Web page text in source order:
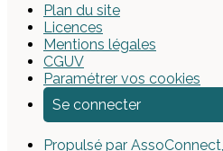
Plan du site
Licences
Mentions légales
CGUV
Paramétrer vos cookies
Se connecter
Propulsé par